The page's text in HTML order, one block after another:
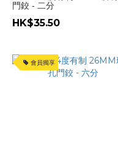
門鉸 - 二分
HK$35.50
會員獨享